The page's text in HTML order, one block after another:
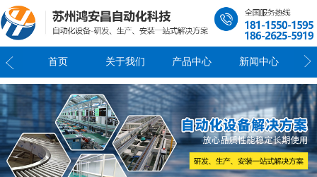
首页 关于我们 产品中心 新闻中心